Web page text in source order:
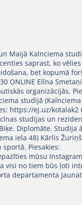
Maijā Kalnciema
saprast, ko
bet kopumā
ONLINE Elīna
organizācijās.
studijā
https://ej.uz/kotalak2
studijas un
Diplomāte. Studija
iela 48) Kārlis
Piesakies:
mūsu
visi no tiem būs ļoti
departamenta